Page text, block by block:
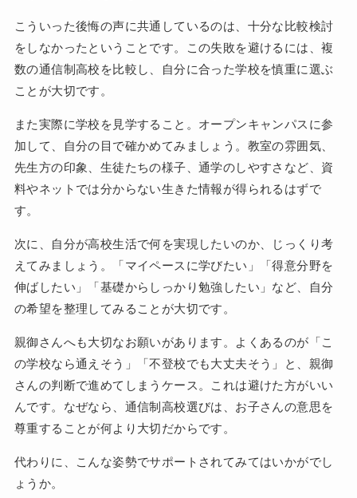
こういった後悔の声に共通しているのは、十分な比較検討
をしなかったということです。この失敗を避けるには、複
数の通信制高校を比較し、自分に合った学校を慎重に選ぶ
ことが大切です。
また実際に学校を見学すること。オープンキャンパスに参
加して、自分の目で確かめてみましょう。教室の雰囲気、
先生方の印象、生徒たちの様子、通学のしやすさなど、資
料やネットでは分からない生きた情報が得られるはずで
す。
次に、自分が高校生活で何を実現したいのか、じっくり考
えてみましょう。「マイペースに学びたい」「得意分野を
伸ばしたい」「基礎からしっかり勉強したい」など、自分
の希望を整理してみることが大切です。
親御さんへも大切なお願いがあります。よくあるのが「こ
の学校なら通えそう」「不登校でも大丈夫そう」と、親御
さんの判断で進めてしまうケース。これは避けた方がいい
んです。なぜなら、通信制高校選びは、お子さんの意思を
尊重することが何より大切だからです。
代わりに、こんな姿勢でサポートされてみてはいかがでし
ょうか。